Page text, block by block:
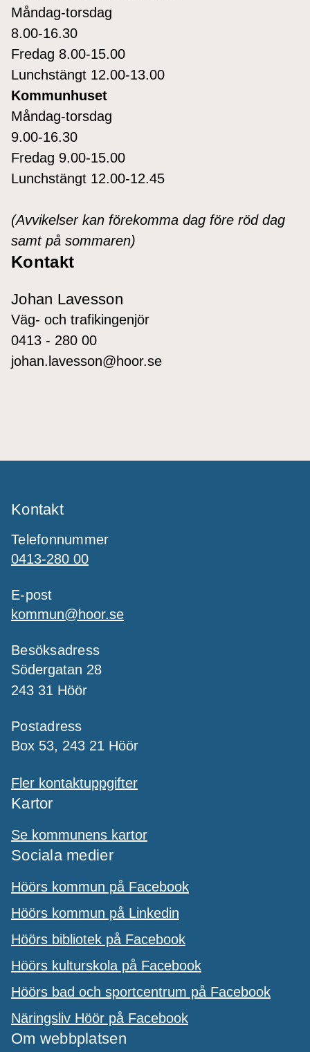
Måndag-torsdag
8.00-16.30
Fredag 8.00-15.00
Lunchstängt 12.00-13.00
Kommunhuset
Måndag-torsdag
9.00-16.30
Fredag 9.00-15.00
Lunchstängt 12.00-12.45
(Avvikelser kan förekomma dag före röd dag
samt på sommaren)
Kontakt
Johan Lavesson
Väg- och trafikingenjör
0413 - 280 00
johan.lavesson@hoor.se
Kontakt
Telefonnummer
0413-280 00
E-post
kommun@hoor.se
Besöksadress
Södergatan 28
243 31 Höör
Postadress
Box 53, 243 21 Höör
Fler kontaktuppgifter
Kartor
Se kommunens kartor
Sociala medier
Höörs kommun på Facebook
Höörs kommun på Linkedin
Höörs bibliotek på Facebook
Höörs kulturskola på Facebook
Höörs bad och sportcentrum på Facebook
Näringsliv Höör på Facebook
Om webbplatsen